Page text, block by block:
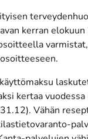
kerran
kertaa
Vähän